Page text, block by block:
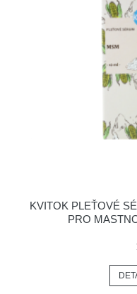
KVITOK PLEŤOVÉ
PRO